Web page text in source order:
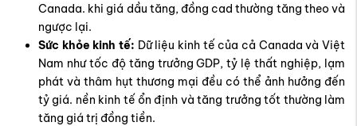
Canada. khi giá dầu tăng, đồng cad thường tăng theo và
ngược lại.
Sức khỏe kinh tế: Dữ liệu kinh tế của cả Canada và Việt
Nam như tốc độ tăng trưởng GDP, tỷ lệ thất nghiệp, lạm
phát và thâm hụt thương mại đều có thể ảnh hưởng đến
tỷ giá. nền kinh tế ổn định và tăng trưởng tốt thường làm
tăng giá trị đồng tiền.